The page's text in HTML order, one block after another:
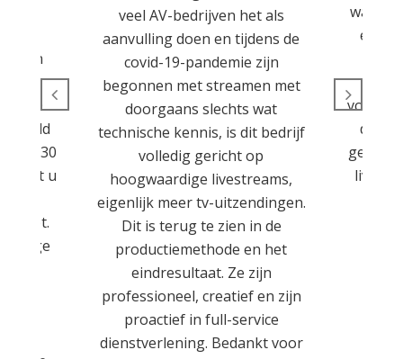
een
600
30
weet u
veel AV-bedrijven het als
aanvulling doen en tijdens de
covid-19-pandemie zijn
begonnen met streamen met
doorgaans slechts wat
technische kennis, is dit bedrijf
volledig gericht op
hoogwaardige livestreams,
eigenlijk meer tv-uitzendingen.
Dit is terug te zien in de
productiemethode en het
eindresultaat. Ze zijn
professioneel, creatief en zijn
proactief in full-service
dienstverlening. Bedankt voor
wat ze
elk
die ik
geen